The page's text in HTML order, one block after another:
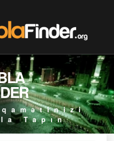
Tapın